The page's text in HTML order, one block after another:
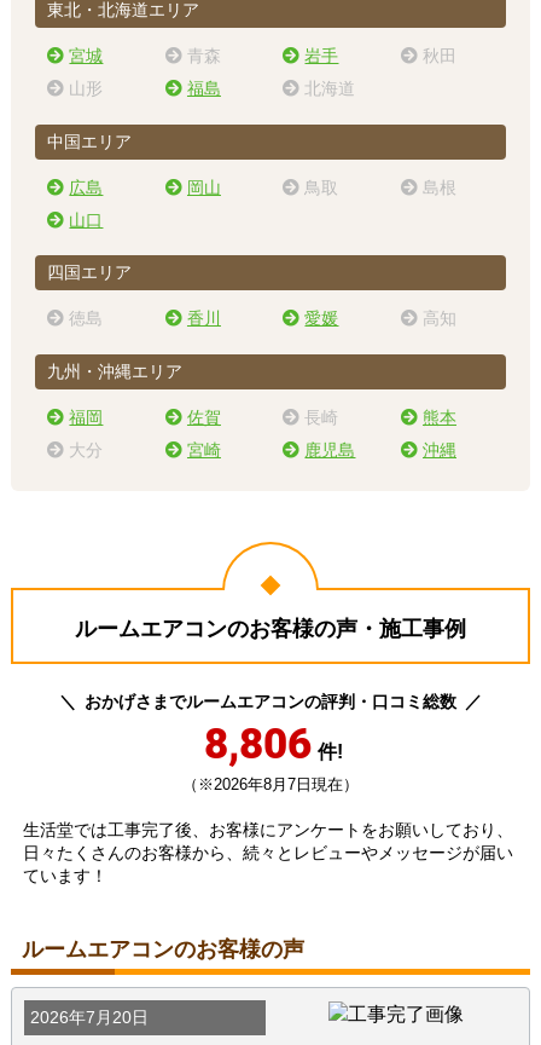
東北・北海道エリア
宮城 青森 岩手
秋田
山形
福島 北海道
中国エリア
広島 岡山 鳥取
島根
山口
四国エリア
徳島 香川 愛媛 高知
九州・沖縄エリア
福岡 佐賀 長崎
熊本
大分
宮崎 鹿児島 沖縄
ルームエアコンのお客様の声・施工事例
おかげさまでルームエアコンの評判・口コミ総数
8,806 件!
（※2026年8月7日現在）
生活堂では工事完了後、お客様にアンケートをお願いしており、
日々たくさんのお客様から、続々とレビューやメッセージが届い
ています！
ルームエアコンのお客様の声
2026年7月20日